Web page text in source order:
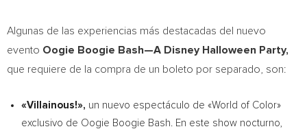
Algunas de las experiencias más destacadas del nuevo
evento Oogie Boogie Bash—A Disney Halloween Party,
que requiere de la compra de un boleto por separado, son:
«Villainous!», un nuevo espectáculo de «World of Color»
exclusivo de Oogie Boogie Bash. En este show nocturno,